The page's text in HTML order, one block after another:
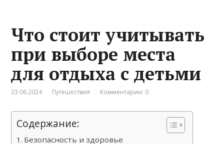
Что стоит учитывать
при выборе места
для отдыха с детьми
23.06.2024 Путешествия Комментарии: 0
Содержание:
Безопасность и здоровье